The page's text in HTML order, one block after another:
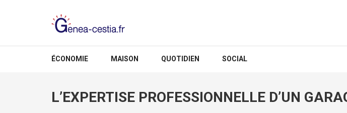
GENEA-CESTIA.FR
ÉCONOMIE MAISON QUOTIDIEN SOCIAL
L’EXPERTISE PROFESSIONNELLE D’UN